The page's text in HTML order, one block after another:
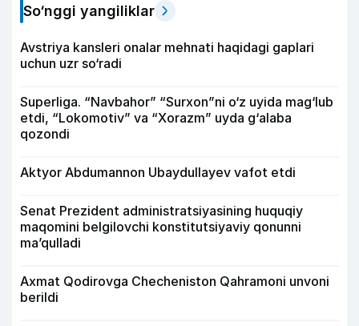
So‘nggi yangiliklar
Avstriya kansleri onalar mehnati haqidagi gaplari
uchun uzr so‘radi
Superliga. “Navbahor” “Surxon”ni o‘z uyida mag‘lub
etdi, “Lokomotiv” va “Xorazm” uyda g‘alaba
qozondi
Aktyor Abdu­mannon Ubaydullayev vafot etdi
Senat Prezident administratsiyasining huquqiy
maqomini belgilovchi konstitutsiyaviy qonunni
ma’qulladi
Axmat Qodirovga Checheniston Qahramoni unvoni
berildi